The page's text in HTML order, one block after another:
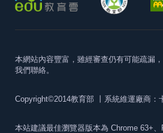
本網站內容豐富，雖經審查仍有可能疏漏，
我們聯絡。
Copyright©2014教育部 丨系統維運廠商：
本站建議最佳瀏覽器版本為 Chrome 63+